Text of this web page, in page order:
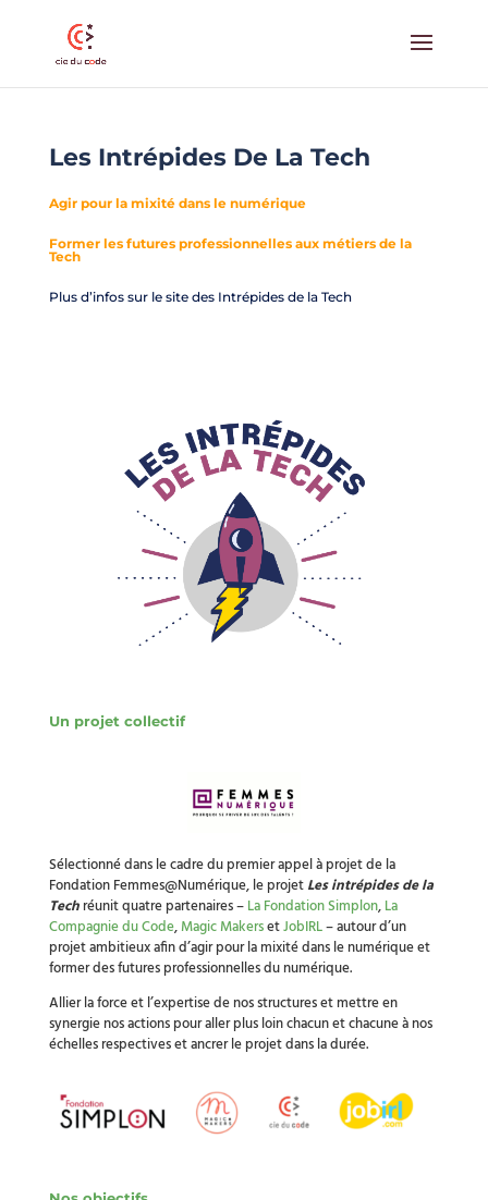
Les Intrépides De La Tech
Agir pour la mixité dans le numérique
Former les futures professionnelles aux métiers de la
Tech
Plus d’infos sur le site des Intrépides de la Tech
Un projet collectif
Sélectionné dans le cadre du premier appel à projet de la
Fondation Femmes@Numérique, le projetLes intrépides de la
Techréunit quatre partenaires –La Fondation Simplon,La
Compagnie du Code,Magic MakersetJobIRL– autour d’un
projet ambitieux afin d’agir pour la mixité dans le numérique et
former des futures professionnelles du numérique.
Allier la force et l’expertise de nos structures et mettre en
synergie nos actions pour aller plus loin chacun et chacune à nos
échelles respectives et ancrer le projet dans la durée.